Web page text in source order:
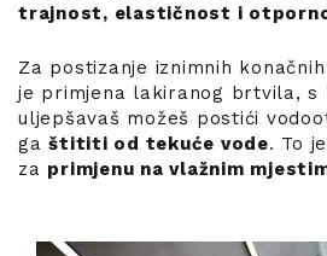
trajnost, elastičnost i
Za postizanje iznimnih
je primjena lakiranog brtvila, s
uljepšavaš možeš postići
gaštititi od tekuće vode. To
za primjenu na vlažnim